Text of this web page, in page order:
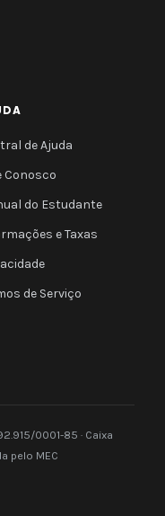
de Ajuda
Conosco
do Estudante
e Taxas
de Serviço
0001-85 · Caixa
pelo MEC